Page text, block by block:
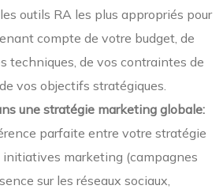
outils RA les plus appropriés pour
compte de votre budget, de
techniques, de vos contraintes de
vos objectifs stratégiques.
une stratégie marketing globale:
parfaite entre votre stratégie
initiatives marketing (campagnes
sur les réseaux sociaux,